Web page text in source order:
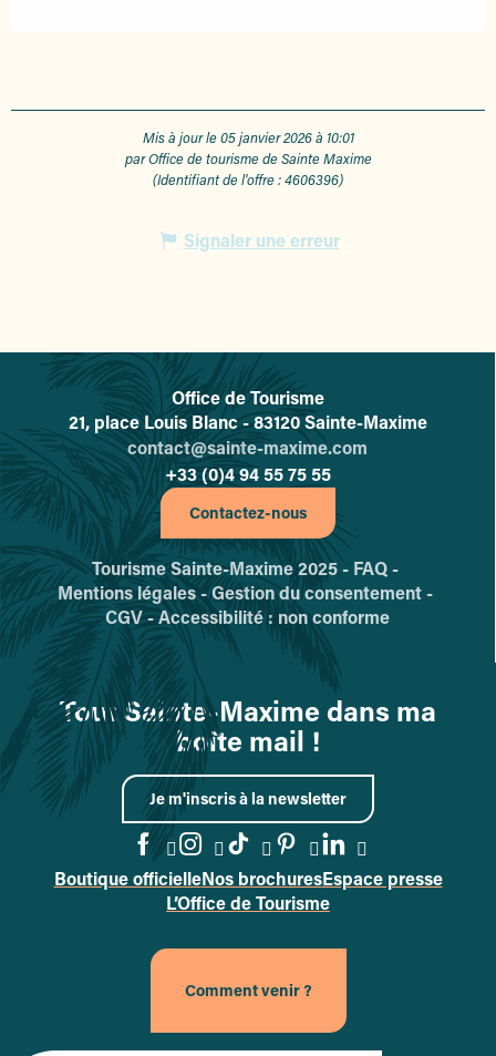
Mis à jour le 05 janvier 2026 à 10:01
par Office de tourisme de Sainte Maxime
(Identifiant de l'offre :4606396)
Signaler une erreur
L'office de tourisme de Sainte-
Office de Tourisme
21, place Louis Blanc - 83120 Sainte-Maxime
contact@sainte-maxime.com
+33 (0)4 94 55 75 55
Contactez-nous
Tourisme Sainte-Maxime 2025 - FAQ -
Mentions légales -Gestion du consentement -
CGV -Accessibilité : non conforme
Tout Sainte-Maxime dans ma
boîte mail !
Je m'inscris à la newsletter
Accéder à la page Facebook
Accéder à la page
Accéder à la page
Accéder à la
Accéder à la
Boutique officielleNos brochuresEspace presse
L’Office de Tourisme
Comment venir ?